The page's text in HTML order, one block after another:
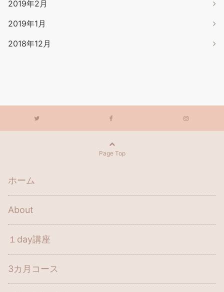
2019年2月
2019年1月
2018年12月
Page Top
ホーム
About
１day講座
3カ月コース